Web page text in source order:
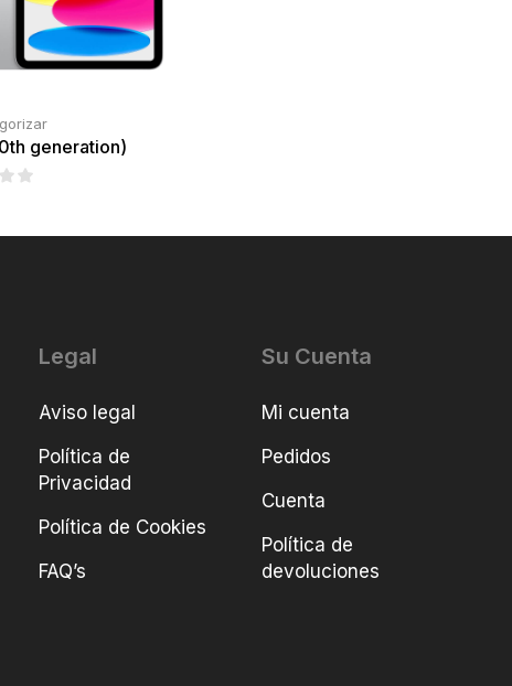
generation)
Legal
Aviso legal
Política de
Privacidad
Política de Cookies
FAQ’s
Su Cuenta
Mi cuenta
Pedidos
Cuenta
Política de
devoluciones